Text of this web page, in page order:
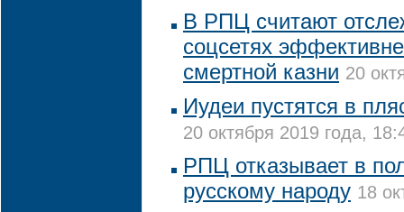
В РПЦ считают
соцсетях
смертной казни 20
Иудеи пустятся в
20 октября 2019 года,
РПЦ отказывает в
русскому народу 18